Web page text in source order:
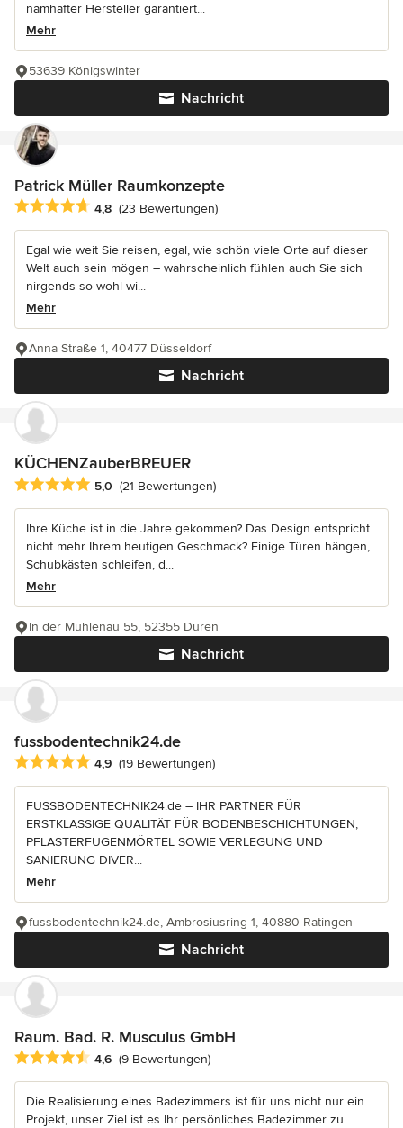
namhafter Hersteller garantiert...
Mehr
Nachricht
53639 Königswinter
Patrick Müller Raumkonzepte
Durchschnittliche Bewertung: 4.8 von 5 Sternen
4,8 (23 Bewertungen)
Egal wie weit Sie reisen, egal, wie schön viele Orte auf dieser
Welt auch sein mögen – wahrscheinlich fühlen auch Sie sich
nirgends so wohl wi...
Mehr
Nachricht
Anna Straße 1, 40477 Düsseldorf
KÜCHENZauberBREUER
Durchschnittliche Bewertung: 5 von 5 Sternen
5,0 (21 Bewertungen)
Ihre Küche ist in die Jahre gekommen? Das Design entspricht
nicht mehr Ihrem heutigen Geschmack? Einige Türen hängen,
Schubkästen schleifen, d...
Mehr
Nachricht
In der Mühlenau 55, 52355 Düren
fussbodentechnik24.de
Durchschnittliche Bewertung: 4.9 von 5 Sternen
4,9 (19 Bewertungen)
FUSSBODENTECHNIK24.de – IHR PARTNER FÜR
ERSTKLASSIGE QUALITÄT FÜR BODENBESCHICHTUNGEN,
PFLASTERFUGENMÖRTEL SOWIE VERLEGUNG UND
SANIERUNG DIVER...
Mehr
Nachricht
fussbodentechnik24.de, Ambrosiusring 1, 40880 Ratingen
Raum. Bad. R. Musculus GmbH
Durchschnittliche Bewertung: 4.6 von 5 Sternen
4,6 (9 Bewertungen)
Die Realisierung eines Badezimmers ist für uns nicht nur ein
Projekt, unser Ziel ist es Ihr persönliches Badezimmer zu